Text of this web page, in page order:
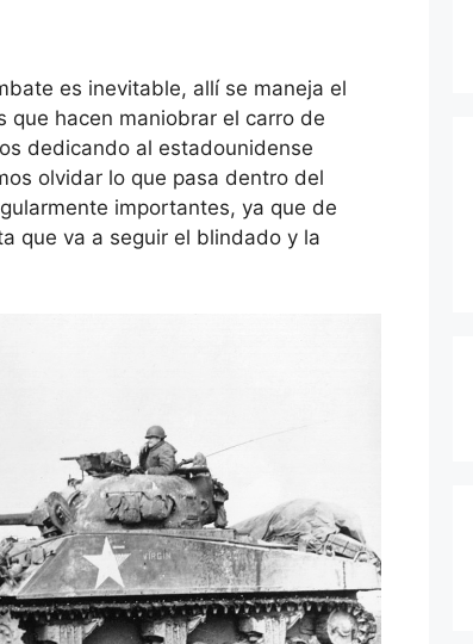
es inevitable, allí se maneja el
que hacen maniobrar el carro de
dedicando al estadounidense
olvidar lo que pasa dentro del
importantes, ya que de
que va a seguir el blindado y la